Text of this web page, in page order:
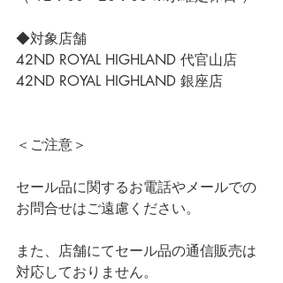
◆対象店舗
42ND ROYAL HIGHLAND 代官山店
42ND ROYAL HIGHLAND 銀座店
＜ご注意＞
セール品に関するお電話やメールでの
お問合せはご遠慮ください。
また、店舗にてセール品の通信販売は
対応しておりません。